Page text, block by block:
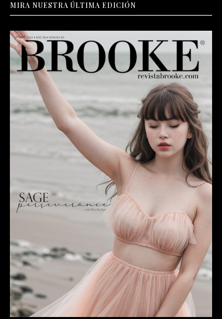
MIRA NUESTRA ÚLTIMA EDICIÓN